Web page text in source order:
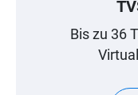
Bis zu 36